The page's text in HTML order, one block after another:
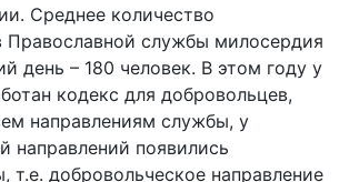
Среднее количество
Православной службы милосердия
день – 180 человек. В этом году у
кодекс для добровольцев,
направлениям службы, у
направлений появились
т.е. добровольческое направление